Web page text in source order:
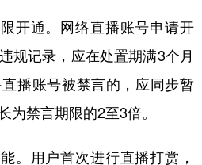
河北 山西
上海 江苏
通。网络直播账号申请开
规记录，应在处置期满3个月
播账号被禁言的，应同步暂
为禁言期限的2至3倍。
用户首次进行直播打赏，